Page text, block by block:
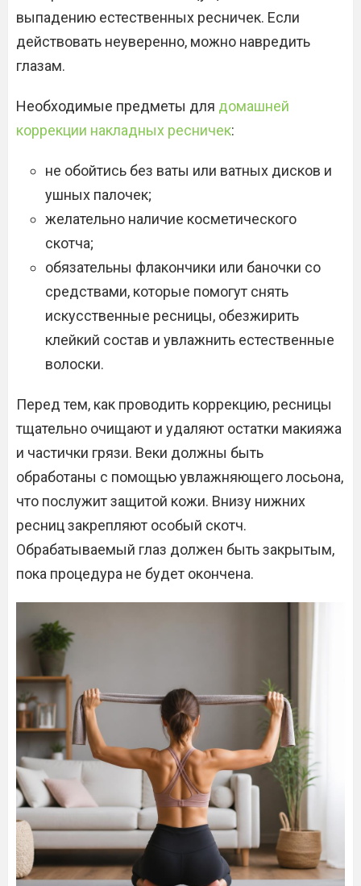
выпадению естественных ресничек. Если
действовать неуверенно, можно навредить
глазам.
Необходимые предметы для домашней
коррекции накладных ресничек:
не обойтись без ваты или ватных дисков и
ушных палочек;
желательно наличие косметического
скотча;
обязательны флакончики или баночки со
средствами, которые помогут снять
искусственные ресницы, обезжирить
клейкий состав и увлажнить естественные
волоски.
Перед тем, как проводить коррекцию, ресницы
тщательно очищают и удаляют остатки макияжа
и частички грязи. Веки должны быть
обработаны с помощью увлажняющего лосьона,
что послужит защитой кожи. Внизу нижних
ресниц закрепляют особый скотч.
Обрабатываемый глаз должен быть закрытым,
пока процедура не будет окончена.